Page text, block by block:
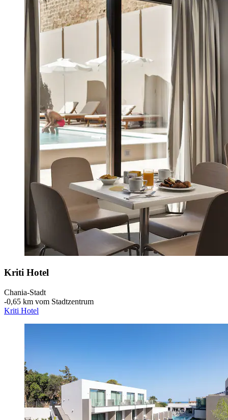
Kriti Hotel
Chania-Stadt
‐0,65 km vom Stadtzentrum
Kriti Hotel